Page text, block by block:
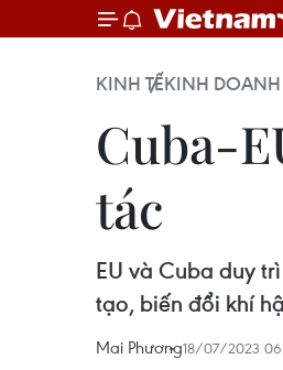
KINH TẾKINH DOANH
Cuba-
tác
EU và Cuba duy
tạo, biến đổi khí
Mai Phương18/07/2023